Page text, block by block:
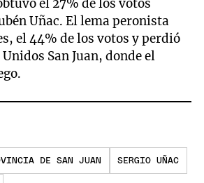
el 27% de los votos
Uñac. El lema peronista
el 44% de los votos y perdió
San Juan, donde el
DE SAN JUAN SERGIO UÑAC